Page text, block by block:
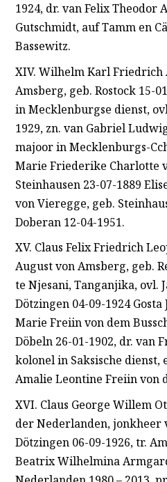
1924, dr. van Felix Theodor
Gutschmidt, auf Tamm en
Bassewitz.
XIV. Wilhelm Karl Friedrich
Amsberg, geb. Rostock 15-
in Mecklenburgse dienst,
1929, zn. van Gabriel
majoor in Mecklenburgs-
Marie Friederike Charlotte
Steinhausen 23-07-1889
von Vieregge, geb.
Doberan 12-04-1951.
XV. Claus Felix Friedrich
August von Amsberg, geb.
te Njesani, Tanganjika, ovl.
Dötzingen 04-09-1924
Marie Freiin von dem
Döbeln 26-01-1902, dr. van
kolonel in Saksische dienst,
Amalie Leontine Freiin von
XVI. Claus George Willem
der Nederlanden, jonkheer
Dötzingen 06-09-1926, tr.
Beatrix Wilhelmina